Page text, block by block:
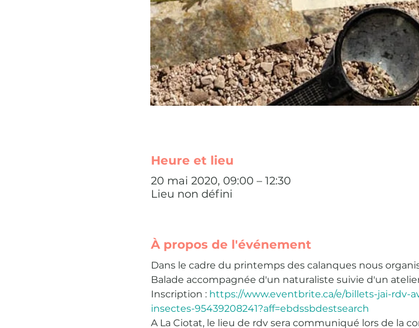
Heure et lieu
20 mai 2020, 09:00 – 12:30
Lieu non défini
À propos de l'événement
Dans le cadre du printemps des calanques nous
Balade accompagnée d'un naturaliste suivie d'un
Inscription : https://www.eventbrite.ca/e/billets-jai-rdv-
insectes-95439208241?aff=ebdssbdestsearch
A La Ciotat, le lieu de rdv sera communiqué lors de la